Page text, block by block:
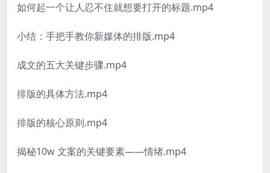
如何起一个让人忍不住就想要打开的标题.mp4
小结：手把手教你新媒体的排版.mp4
成文的五大关键步骤.mp4
排版的具体方法.mp4
排版的核心原则.mp4
揭秘10w 文案的关键要素——情绪.mp4